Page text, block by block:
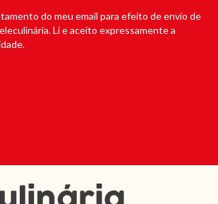
do meu email para efeito de envio de
Li e aceito expressamente a